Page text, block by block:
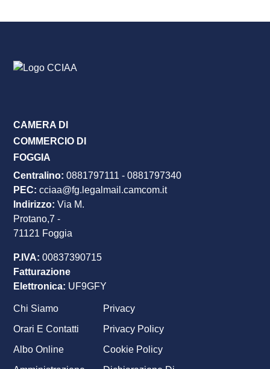
CAMERA DI
COMMERCIO DI
FOGGIA
Centralino: 0881797111 - 0881797340
PEC: cciaa@fg.legalmail.camcom.it
Indirizzo: Via M.
Protano,7 -
71121 Foggia
P.IVA: 00837390715
Fatturazione
Elettronica: UF9GFY
Footer
menu
Chi Siamo
Orari E Contatti
Albo Online
Privacy
Privacy Policy
Cookie Policy